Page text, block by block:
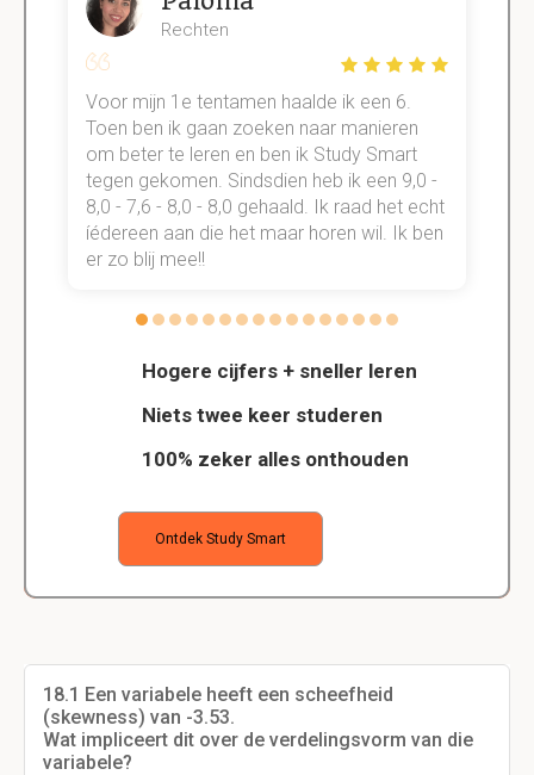
Hogere cijfers + sneller leren
Niets twee keer studeren
100% zeker alles onthouden
Ontdek Study Smart
Rechten
Voor mijn 1e tentamen haalde ik een 6.
Toen ben ik gaan zoeken naar manieren
om beter te leren en ben ik Study Smart
tegen gekomen. Sindsdien heb ik een 9,0 -
8,0 - 7,6 - 8,0 - 8,0 gehaald. Ik raad het echt
íédereen aan die het maar horen wil. Ik ben
er zo blij mee!!
18.1 Een variabele heeft een scheefheid
(skewness) van -3.53.
Wat impliceert dit over de verdelingsvorm van die
variabele?